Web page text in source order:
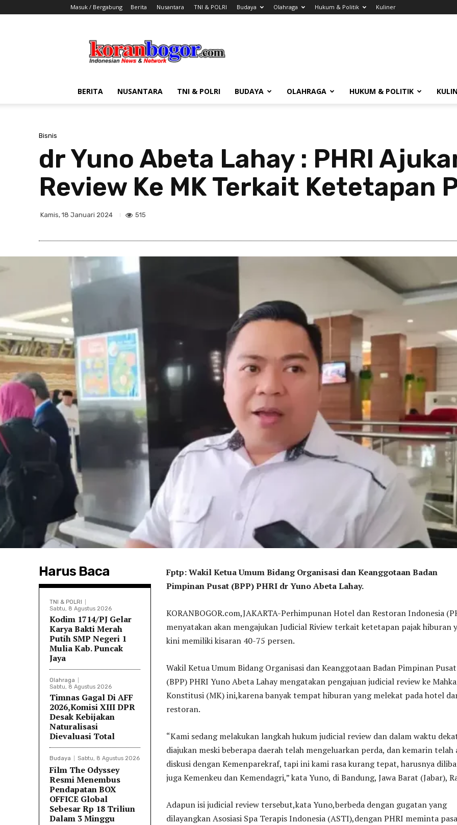
Masuk / Bergabung Berita Nusantara TNI & POLRI Budaya Olahraga Hukum & Politik Kuliner
Bogor
BERITA NUSANTARA TNI & POLRI BUDAYA OLAHRAGA HUKUM & POLITIK
Bisnis
dr Yuno Abeta Lahay : PHRI
Review Ke MK Terkait Ketetapan
Kamis, 18 Januari 2024 515
Harus Baca
TNI & POLRI
Sabtu, 8 Agustus 2026
Kodim 1714/PJ Gelar
Karya Bakti Merah
Putih SMP Negeri 1
Mulia Kab. Puncak
Jaya
Olahraga
Sabtu, 8 Agustus 2026
Timnas Gagal Di AFF
2026,Komisi XIII DPR
Desak Kebijakan
Naturalisasi
Dievaluasi Total
Budaya Sabtu, 8 Agustus 2026
Film The Odyssey
Resmi Menembus
Pendapatan BOX
OFFICE Global
Sebesar Rp 18 Triliun
Dalam 3 Minggu
Fptp: Wakil Ketua Umum Bidang Organisasi dan Keanggotaan Badan
Pimpinan Pusat (BPP) PHRI dr Yuno Abeta Lahay.
KORANBOGOR.com,JAKARTA-Perhimpunan Hotel dan Restoran Indonesia
menyatakan akan mengajukan Judicial Riview terkait ketetapan pajak hiburan
kini memiliki kisaran 40-75 persen.
Wakil Ketua Umum Bidang Organisasi dan Keanggotaan Badan Pimpinan Pusat
(BPP) PHRI Yuno Abeta Lahay mengatakan pengajuan judicial review ke
Konstitusi (MK) ini,karena banyak tempat hiburan yang melekat pada hotel
restoran.
“Kami sedang melakukan langkah hukum judicial review dan dalam waktu
diajukan meski beberapa daerah telah mengeluarkan perda, dan kemarin telah
diskusi dengan Kemenparekraf, tapi ini kami rasa kurang tepat, harusnya
juga Kemenkeu dan Kemendagri,” kata Yuno, di Bandung, Jawa Barat (Jabar),
Adapun isi judicial review tersebut,kata Yuno,berbeda dengan gugatan yang
dilayangkan Asosiasi Spa Terapis Indonesia (ASTI),dengan PHRI meminta